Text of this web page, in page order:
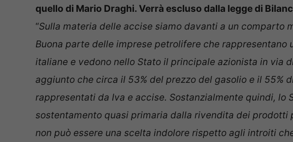
quello di Mario Draghi. Verrà escluso dalla legge di
“Sulla materia delle accise siamo davanti a un comparto
Buona parte delle imprese petrolifere che rappresentano
italiane e vedono nello Stato il principale azionista in via
aggiunto che circa il 53% del prezzo del gasolio e il 55%
rappresentati da Iva e accise. Sostanzialmente quindi, lo
sostentamento quasi primaria dalla rivendita dei prodotti
non può essere una scelta indolore rispetto agli introiti